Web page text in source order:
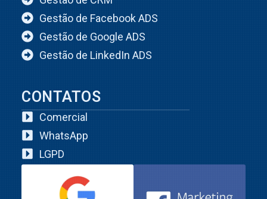
Gestão de Facebook ADS
Gestão de Google ADS
Gestão de LinkedIn ADS
CONTATOS
Comercial
WhatsApp
LGPD